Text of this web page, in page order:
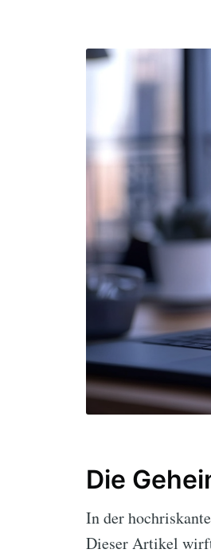
Die
In der
Dieser Artikel